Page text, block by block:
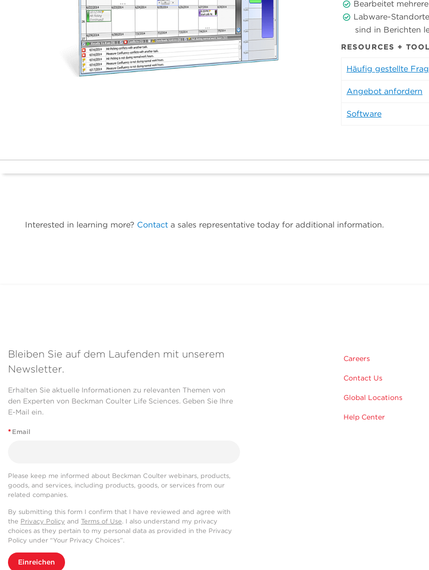
Bearbeitet
Labware-
sind in Berichten
RESOURCES +
Häufig gestellte
Angebot anfordern
Software
Interested in learning more? Contact a sales representative today for additional information.
Bleiben Sie auf dem Laufenden mit unserem
Newsletter.
Erhalten Sie aktuelle Informationen zu relevanten Themen von
den Experten von Beckman Coulter Life Sciences. Geben Sie Ihre
E-Mail ein.
* Email
Please keep me informed about Beckman Coulter webinars, products,
goods, and services, including products, goods, or services from our
related companies.
By submitting this form I confirm that I have reviewed and agree with
the Privacy Policy and Terms of Use. I also understand my privacy
choices as they pertain to my personal data as provided in the Privacy
Policy under “Your Privacy Choices”.
Einreichen
Careers
Contact Us
Global Locations
Help Center